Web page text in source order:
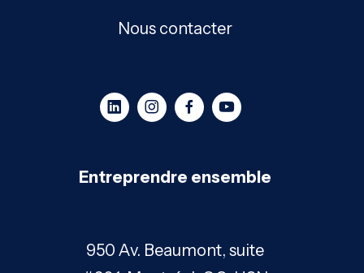
Nous contacter
Entreprendre ensemble
950 Av. Beaumont, suite